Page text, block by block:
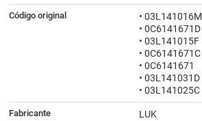
Código original
• 03L141016M
• 0C6141671D
• 03L141015F
• 0C6141671C
• 0C6141671
• 03L141031D
• 03L141025C
Fabricante LUK